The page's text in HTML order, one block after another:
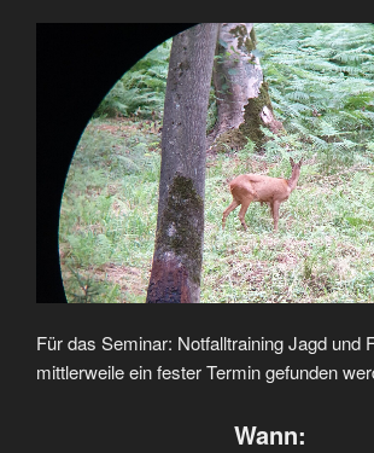
Für das Seminar: Notfalltraining Jagd und
mittlerweile ein fester Termin gefunden
Wann: